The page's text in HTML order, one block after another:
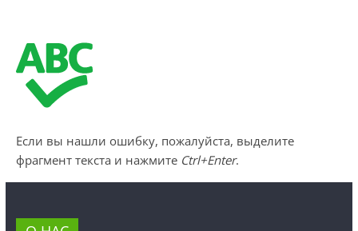
Если вы нашли ошибку, пожалуйста, выделите
фрагмент текста и нажмите Ctrl+Enter.